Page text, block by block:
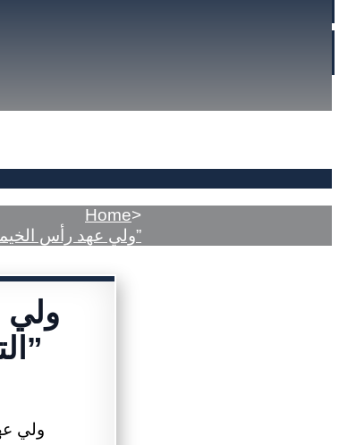
Home>
ولي عهد رأس الخيمة يوجه بإطلاق مسمى “قسم التسامح” على “قسم الإصلاح والتوجيه الأسري”
ولي
التسامح” على “قسم الإصلاح والتوجيه الأسري”